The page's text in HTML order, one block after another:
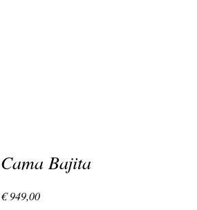
Cama Bajita
€ 949,00Precio